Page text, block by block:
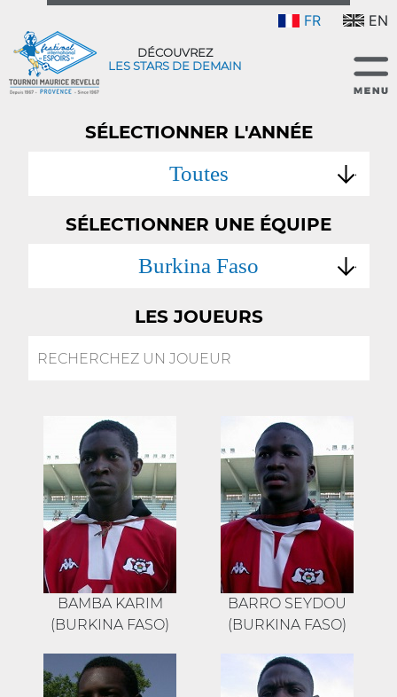
FR EN
DÉCOUVREZ
LES STARS DE DEMAIN
SÉLECTIONNER L'ANNÉE
Toutes
SÉLECTIONNER UNE ÉQUIPE
Burkina Faso
LES JOUEURS
BAMBA KARIM
(BURKINA FASO)
BARRO SEYDOU
(BURKINA FASO)